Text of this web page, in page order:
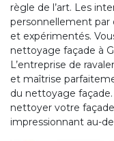
règle de l’art. Les
personnellement par
et expérimentés.
nettoyage façade à
L’entreprise de
et maîtrise
du nettoyage
nettoyer votre
impressionnant au-